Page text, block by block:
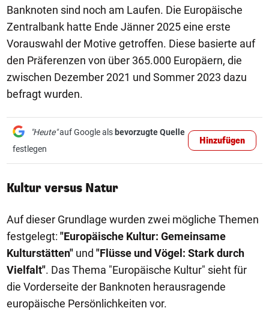
Banknoten sind noch am Laufen. Die Europäische
Zentralbank hatte Ende Jänner 2025 eine erste
Vorauswahl der Motive getroffen. Diese basierte auf
den Präferenzen von über 365.000 Europäern, die
zwischen Dezember 2021 und Sommer 2023 dazu
befragt wurden.
"Heute"auf Google als bevorzugte Quelle
festlegen
Hinzufügen
Kultur versus Natur
Auf dieser Grundlage wurden zwei mögliche Themen
festgelegt: "Europäische Kultur: Gemeinsame
Kulturstätten" und "Flüsse und Vögel: Stark durch
Vielfalt". Das Thema "Europäische Kultur" sieht für
die Vorderseite der Banknoten herausragende
europäische Persönlichkeiten vor.